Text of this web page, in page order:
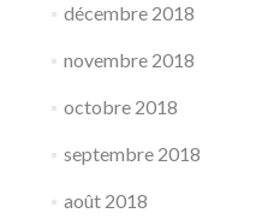
décembre 2018
novembre 2018
octobre 2018
septembre 2018
août 2018